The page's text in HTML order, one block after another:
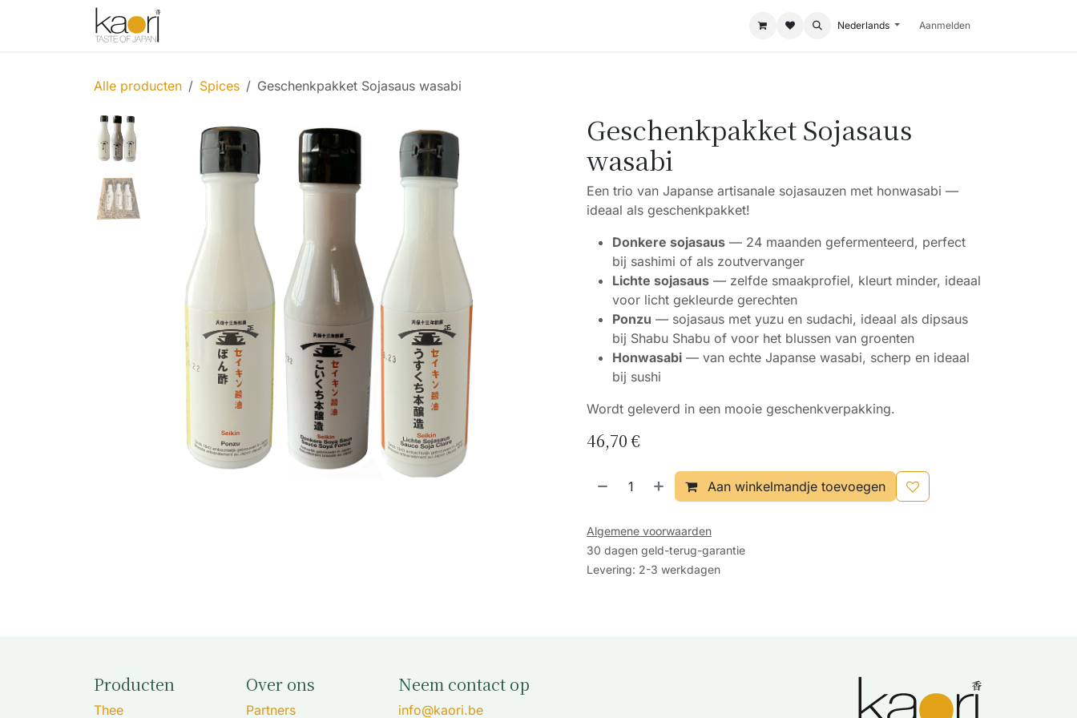
Overslaan naar inhoud
Nederlands Aanmelden
Alle producten Spices Geschenkpakket Sojasaus wasabi
Geschenkpakket Sojasaus
wasabi
Een trio van Japanse artisanale sojasauzen met honwasabi —
ideaal als geschenkpakket!
Donkere sojasaus — 24 maanden gefermenteerd, perfect
bij sashimi of als zoutvervanger
Lichte sojasaus — zelfde smaakprofiel, kleurt minder, ideaal
voor licht gekleurde gerechten
Ponzu — sojasaus met yuzu en sudachi, ideaal als dipsaus
bij Shabu Shabu of voor het blussen van groenten
Honwasabi — van echte Japanse wasabi, scherp en ideaal
bij sushi
Wordt geleverd in een mooie geschenkverpakking.
46,70€
Aan winkelmandje toevoegen
Algemene voorwaarden
30 dagen geld-terug-garantie
Levering: 2-3 werkdagen
Producten
Thee
Over ons
Partners
Neem contact op
info@kaori.be